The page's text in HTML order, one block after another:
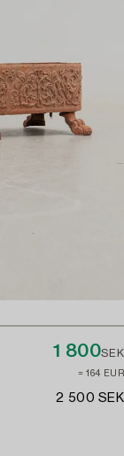
1 800SEK
≈ 164 EUR
2 500 SEK